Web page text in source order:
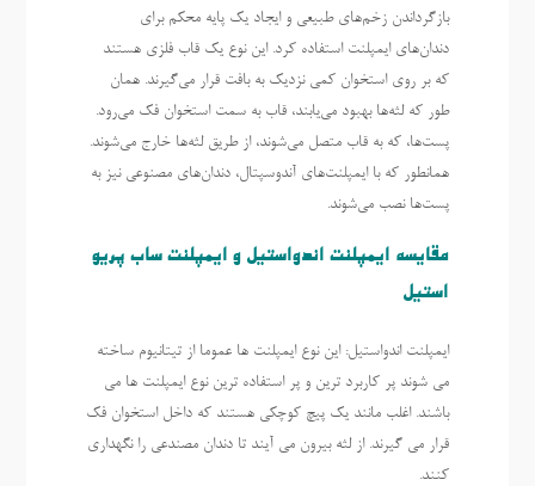
بازگرداندن زخم‌های طبیعی و ایجاد یک پایه محکم برای
دندان‌های ایمپلنت استفاده کرد. این نوع یک قاب فلزی هستند
که بر روی استخوان کمی نزدیک به بافت قرار می‌گیرند. همان
طور که لثه‌ها بهبود می‌یابند، قاب به سمت استخوان فک می‌رود.
پست‌ها، که به قاب متصل می‌شوند، از طریق لثه‌ها خارج می‌شوند.
همانطور که با ایمپلنت‌های آندوسپتال، دندان‌های مصنوعی نیز به
پست‌ها نصب می‌شوند.
مقایسه ایمپلنت اندواستیل و ایمپلنت ساب پریو
استیل
ایمپلنت اندواستیل: این نوع ایمپلنت ها عموما از تیتانیوم ساخته
می شوند پر کاربرد ترین و پر استفاده ترین نوع ایمپلنت ها می
باشند. اغلب مانند یک پیچ کوچکی هستند که داخل استخوان فک
قرار می گیرند. از لثه بیرون می آیند تا دندان مصندعی را نگهداری
کنند.